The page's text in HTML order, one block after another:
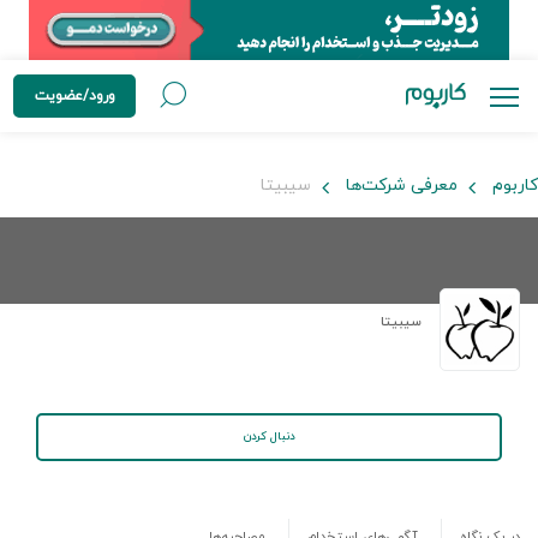
ورود/عضویت
کاربوم معرفی شرکت‌ها سیبیتا
سیبیتا
دنبال کردن